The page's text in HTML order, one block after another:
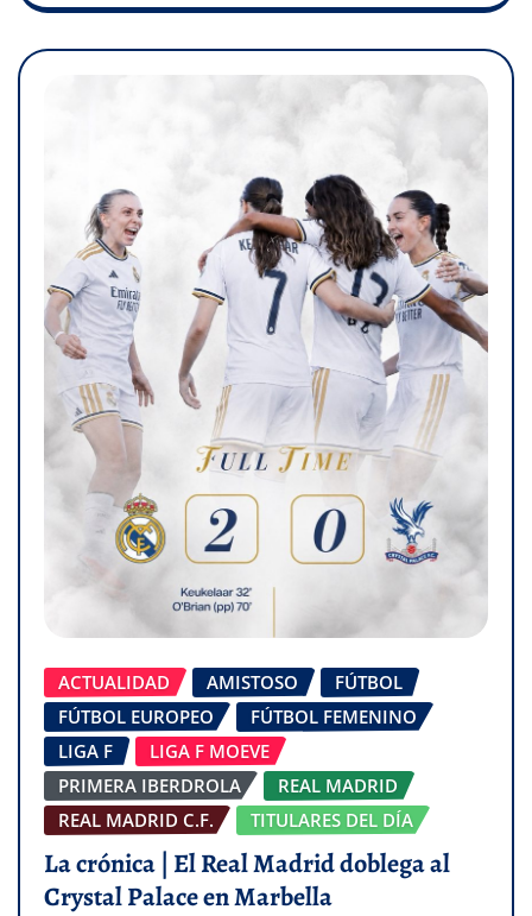
ACTUALIDAD AMISTOSO
FÚTBOL
FÚTBOL EUROPEO
FÚTBOL FEMENINO
LIGA F
LIGA F MOEVE
PRIMERA IBERDROLA
REAL MADRID
REAL MADRID C.F.
TITULARES DEL DÍA
La crónica | El Real Madrid doblega al
Crystal Palace en Marbella